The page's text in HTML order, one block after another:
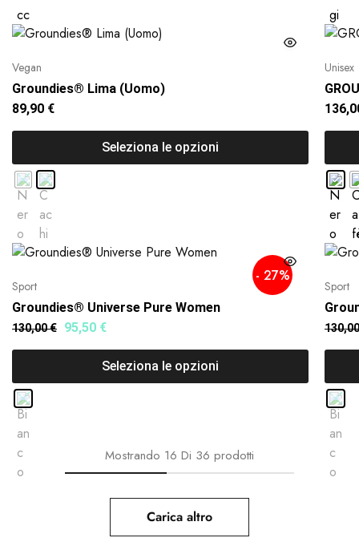
Vegan
Groundies® Lima (Uomo)
89,90 €
Seleziona le opzioni
Unisex
- 27%
Sport
Groundies® Universe Pure Women
130,00€ 95,50 €
Seleziona le opzioni
Sport
Mostrando 16 Di 36 prodotti
Carica altro